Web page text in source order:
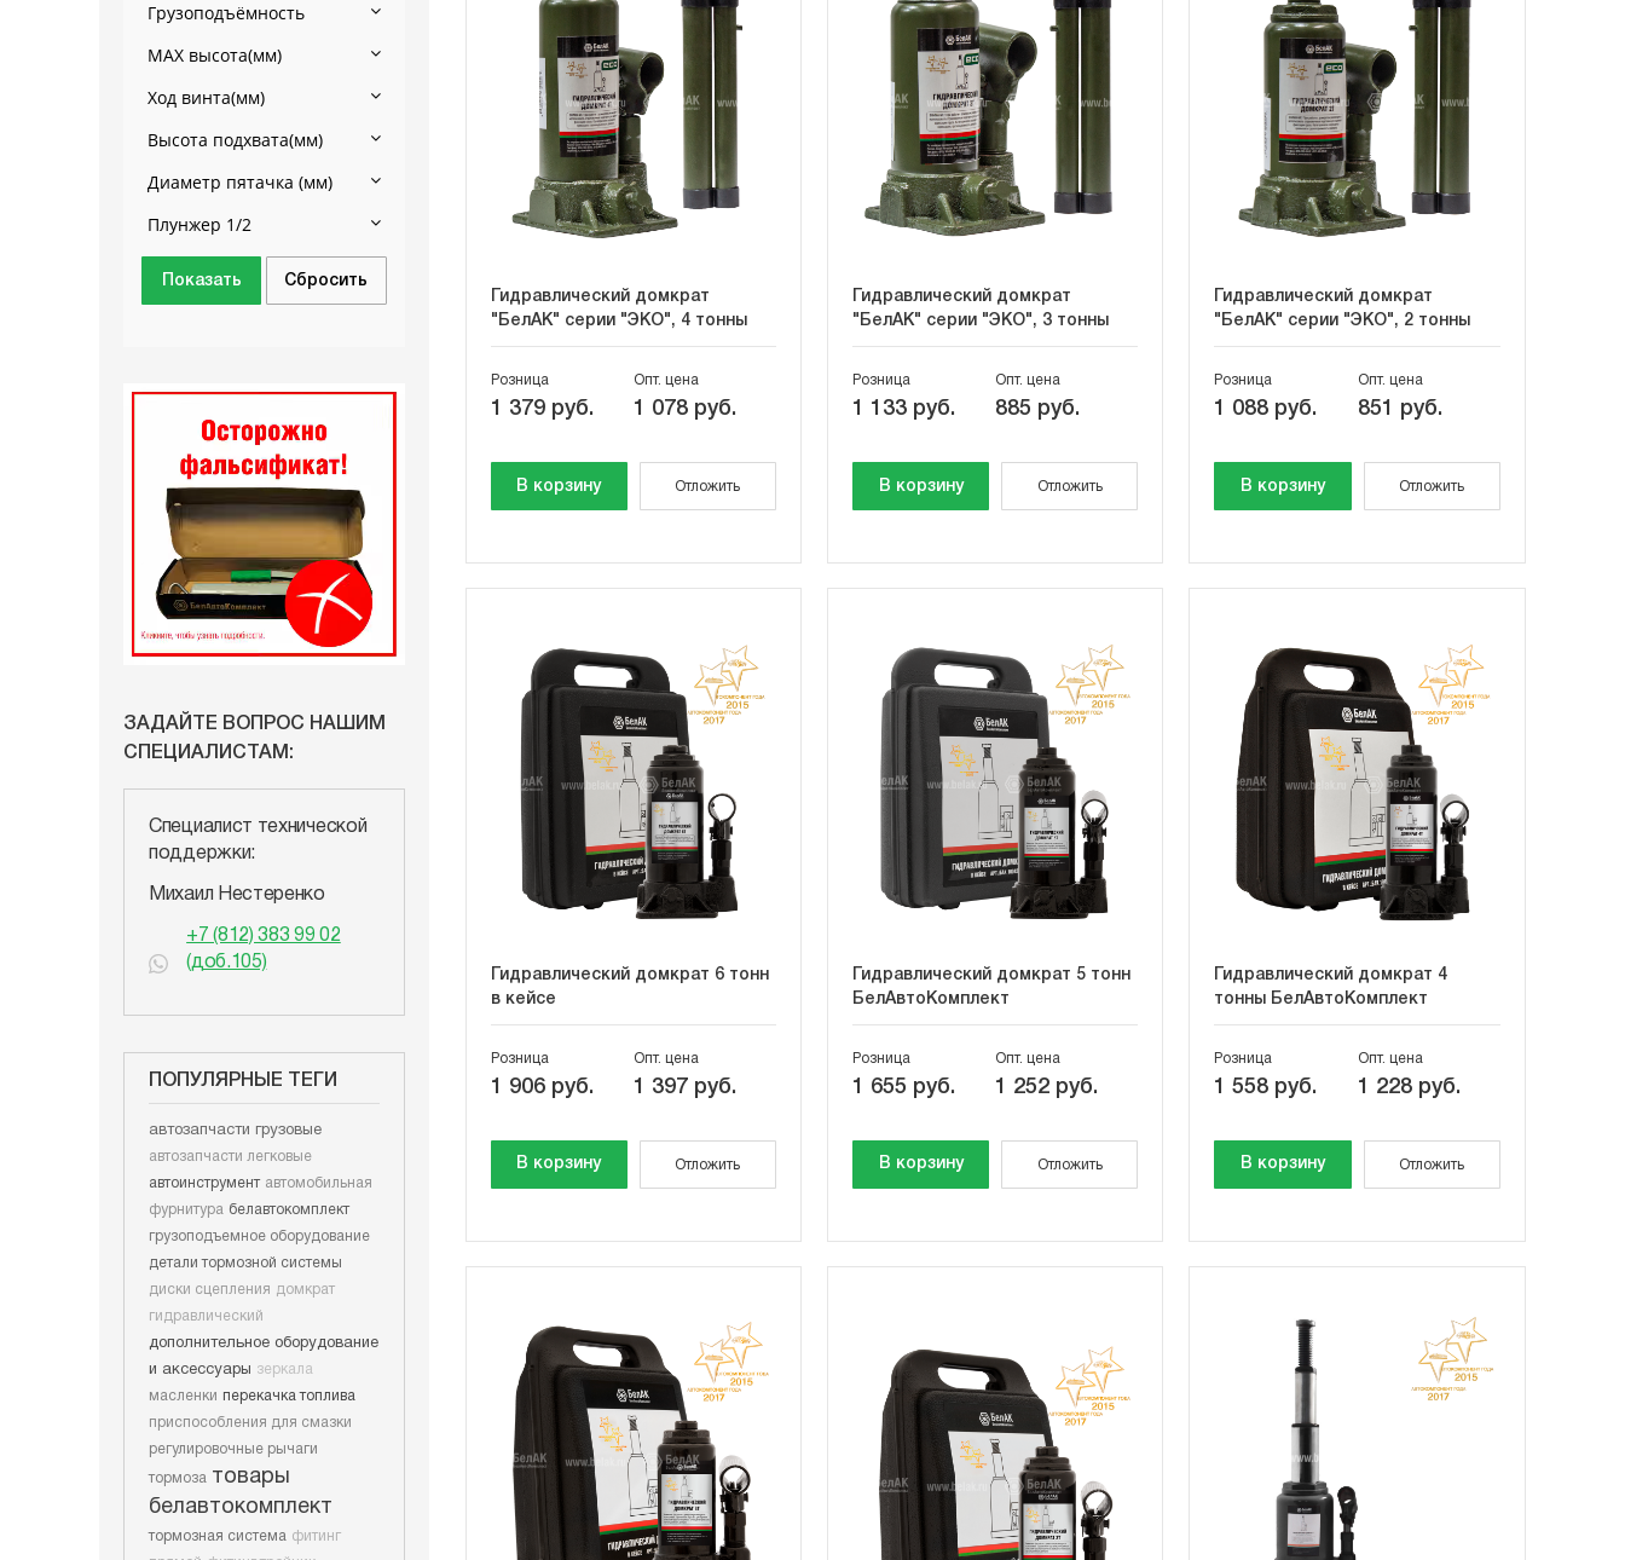
Грузоподъёмность
MAX высота(мм)
Ход винта(мм)
Высота подхвата(мм)
Диаметр пятачка (мм)
Плунжер 1/2
ЗАДАЙТЕ ВОПРОС НАШИМ
СПЕЦИАЛИСТАМ:
Специалист технической
поддержки:
Михаил Нестеренко
+7 (812) 383 99 02
(доб.105)
ПОПУЛЯРНЫЕ ТЕГИ
автозапчасти грузовые
автозапчасти легковые
автоинструмент автомобильная
фурнитура белавтокомплект
грузоподъемное оборудование
детали тормозной системы
диски сцепления
домкрат
гидравлический
дополнительное оборудование
и аксессуары зеркала
масленки перекачка топлива
приспособления для смазки
регулировочные рычаги
тормоза товары
белавтокомплект
тормозная система фитинг
Гидравлический домкрат
"БелАК" серии "ЭКО", 4 тонны
Розница
1 379 руб.
Опт. цена
1 078 руб.
В корзину Отложить
Гидравлический домкрат
"БелАК" серии "ЭКО", 3 тонны
Розница
1 133 руб.
Опт. цена
885 руб.
В корзину Отложить
Гидравлический домкрат
"БелАК" серии "ЭКО", 2 тонны
Розница
1 088 руб.
Опт. цена
851 руб.
В корзину Отложить
Гидравлический домкрат 6 тонн
в кейсе
Розница
1 906 руб.
Опт. цена
1 397 руб.
В корзину Отложить
Гидравлический домкрат 5 тонн
БелАвтоКомплект
Розница
1 655 руб.
Опт. цена
1 252 руб.
В корзину Отложить
Гидравлический домкрат 4
тонны БелАвтоКомплект
Розница
1 558 руб.
Опт. цена
1 228 руб.
В корзину Отложить